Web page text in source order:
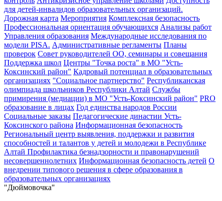
для детей-инвалидов образовательных организаций.
Дорожная карта Мероприятия Комплексная безопасность
Профессиональная ориентация обучающихся Анализы работ
Управления образования Международные исследования по
модели PISA. Административные регламенты Планы
проверок Совет руководителей ОО, семинары и совещания
Поддержка школ Центры "Точка роста" в МО "Усть-
Коксинский район" Кадровый потенциал в образовательных
организациях "Социальное партнерство" Республиканская
олимпиада школьников Республики Алтай Службы
примирения (медиации) в МО "Усть-Коксинский район" PRO
образование в лицах Год единства народов России
Социальные заказы Педагогические династии Усть-
Коксинского района Информационная безопасность
Региональный центр выявления, поддержки и развития
способностей и талантов у детей и молодежи в Республике
Алтай Профилактика безнадзорности и правонарушений
несовершеннолетних Информационная безопасность детей О
внедрении типового решения в сфере образования в
образовательных организациях
"Дюймовочка"